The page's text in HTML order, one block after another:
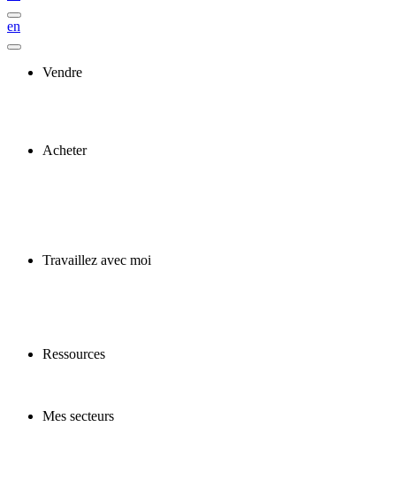
en
Vendre
Acheter
Travaillez avec moi
Ressources
Mes secteurs